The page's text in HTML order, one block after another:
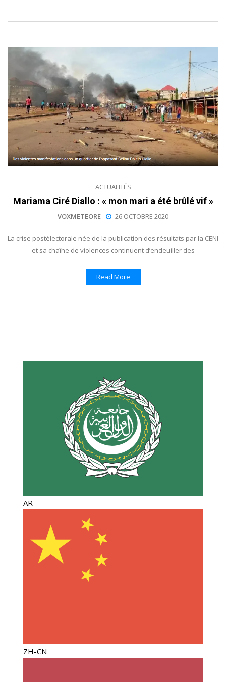
ACTUALITÉS
Mariama Ciré Diallo : « mon mari a été brûlé vif »
VOXMETEORE 26 OCTOBRE 2020
La crise postélectorale née de la publication des résultats par la CENI
et sa chaîne de violences continuent d’endeuiller des
Read More
AR
ZH-CN